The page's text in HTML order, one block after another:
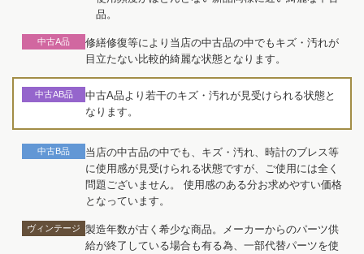
品。
中古A品
修繕修復等により当店の中古品の中でもキズ・汚れが
目立たない比較的綺麗な状態となります。
中古AB品
中古A品より若干のキズ・汚れが見受けられる状態と
なります。
中古B品
当店の中古品の中でも、キズ・汚れ、時計のブレス等
に使用感が見受けられる状態ですが、ご使用には全く
問題ございません。 使用感のある分お求めやすい価格
となっています。
ヴィンテージ 製造年数が古く希少な商品。メーカーからのパーツ供
給が終了している場合も有る為、一部代替パーツを使